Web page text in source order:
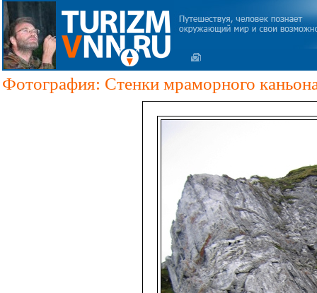
Фотография: Стенки мраморного